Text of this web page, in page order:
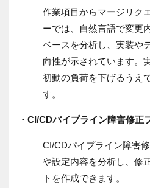
作業項目からマージリク
ーでは、自然言語で変更
ベースを分析し、実装や
向性が示されています。
初動の負荷を下げるうえ
す。
・CI/CDパイプライン障害修正
CI/CDパイプライン障害
や設定内容を分析し、修
トを作成できます。